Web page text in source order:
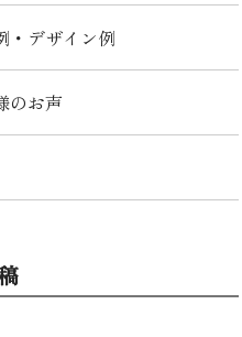
・デザイン例
のお声